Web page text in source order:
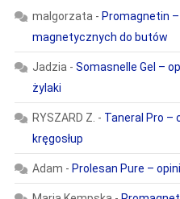
malgorzata - Promagnetin –
magnetycznych do butów
Jadzia - Somasnelle Gel –
żylaki
RYSZARD Z. - Taneral Pro –
kręgosłup
Adam - Prolesan Pure –